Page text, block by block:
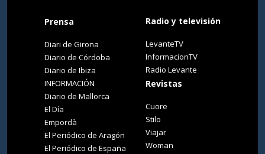
Prensa
Diari de Girona
Diario de Córdoba
Diario de Ibiza
INFORMACIÓN
Diario de Mallorca
El Día
Empordà
El Periódico de Aragón
El Periódico de España
Radio y televisión
LevanteTV
InformacionTV
Radio Levante
Revistas
Cuore
Stilo
Viajar
Woman